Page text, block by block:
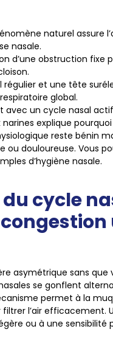
naturel assure
nasale.
d’une obstruction
régulier et une tête
global.
avec un cycle nasal
explique
reste bénin
douloureuse. Vous
d’hygiène nasale.
cycle
asymétrique sans que
se gonflent
permet à la
l’air efficacement.
ou à une sensibilité